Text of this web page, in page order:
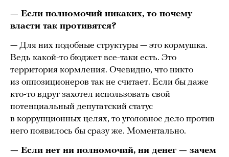
— Если полномочий никаких, то почему
власти так противятся?
— Для них подобные структуры — это кормушка.
Ведь какой-то бюджет все-таки есть. Это
территория кормления. Очевидно, что никто
из оппозиционеров так не считает. Если бы даже
кто-то вдруг захотел использовать свой
потенциальный депутатский статус
в коррупционных целях, то уголовное дело против
него появилось бы сразу же. Моментально.
— Если нет ни полномочий, ни денег — зачем